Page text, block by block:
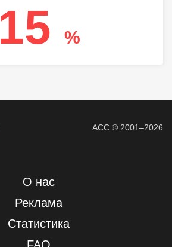
15 %
АСС © 2001–2026
О нас
Реклама
Статистика